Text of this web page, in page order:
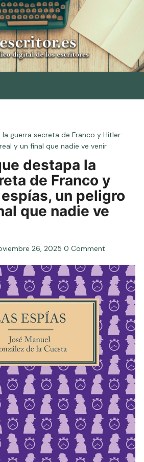
los escritores
guerra secreta de Franco y Hitler:
y un final que nadie ve venir
destapa la
de Franco y
un peligro
que nadie ve
26, 2025 0 Comment